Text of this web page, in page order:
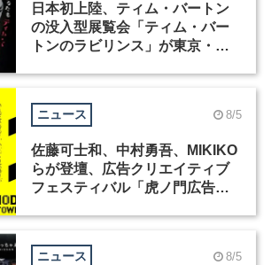
日本初上陸、ティム・バートン
の没入型展覧会「ティム・バー
トンのラビリンス」が東京・豊
ニュース 8/5
佐藤可士和、中村勇吾、MIKIKO
らが登壇、広告クリエイティブ
フェスティバル「虎ノ門広告
ニュース 8/5